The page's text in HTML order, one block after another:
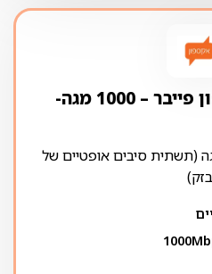
018 אקספון ‏- ‏אקספון פייבר – 1000 מגה-
סיבים עד 1000 מגה (תשתית סיבים אופטיים של
בזק)